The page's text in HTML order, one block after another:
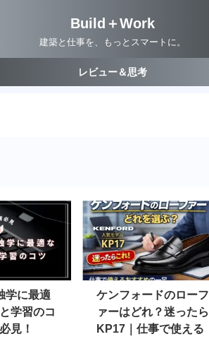
Build＋Work
建築と仕事を、もっとスマートに。
レビュー＆思考
学に最適
学習のコ
見！
ケンフォードのローフ
ァーはどれ？迷ったら
KP17｜仕事で使える